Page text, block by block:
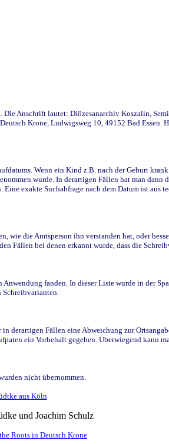
Anschrift lautet: Diözesanarchiv Koszalin,
Krone, Ludwigsweg 10, 49152 Bad
Wenn ein Kind z.B. nach der Geburt
wurde. In derartigen Fällen hat man dann
exakte Suchabfrage nach dem Datum ist aus
die Amtsperson ihn verstanden hat, oder
Fällen bei denen erkannt wurde, dass die
fanden. In dieser Liste wurde in der
derartigen Fällen eine Abweichung zur
ein Vorbehalt gegeben. Überwiegend kann
nicht übernommen.
aus Köln
und Joachim Schulz
Roots in Deutsch Krone